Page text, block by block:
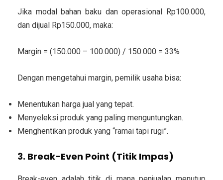
Jika modal bahan baku dan operasional Rp100.000,
dan dijual Rp150.000, maka:
Margin = (150.000 – 100.000) / 150.000 = 33%
Dengan mengetahui margin, pemilik usaha bisa:
Menentukan harga jual yang tepat.
Menyeleksi produk yang paling menguntungkan.
Menghentikan produk yang “ramai tapi rugi”.
3. Break-Even Point (Titik Impas)